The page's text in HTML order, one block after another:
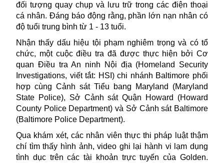
đối tượng quay chụp và lưu trữ trong các điện thoại
cá nhân. Đáng báo động rằng, phần lớn nạn nhân có
độ tuổi trung bình từ 1 - 13 tuổi.
Nhận thấy dấu hiệu tội phạm nghiêm trọng và có tổ
chức, một cuộc điều tra đã được thực hiện bởi Cơ
quan Điều tra An ninh Nội địa (Homeland Security
Investigations, viết tắt: HSI) chi nhánh Baltimore phối
hợp cùng Cảnh sát Tiểu bang Maryland (Maryland
State Police), Sở Cảnh sátQuận Howard (Howard
County Police Department) và Sở Cảnh sát Baltimore
(Baltimore Police Department).
Qua khám xét, các nhân viên thực thi pháp luật thậm
chí tìm thấy hình ảnh, video ghi lại hành vi lạm dụng
tình dục trên các tài khoản trực tuyến của Golden.